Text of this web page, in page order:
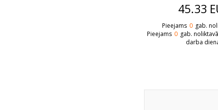
45.33
Pieejams 0 gab.
Pieejams 0 gab.
darba